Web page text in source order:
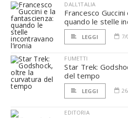
DALL'ITALIA
Francesco
quando le stelle
LEGGI 7/
FUMETTI
Star Trek:
del tempo
LEGGI
EDITORIA